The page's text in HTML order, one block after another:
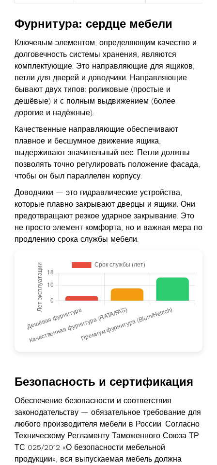
Фурнитура: сердце мебели
Ключевым элементом, определяющим качество и
долговечность системы хранения, являются
комплектующие. Это направляющие для ящиков,
петли для дверей и доводчики. Направляющие
бывают двух типов: роликовые (простые и
дешёвые) и с полным выдвижением (более
дорогие и надёжные).
Качественные направляющие обеспечивают
плавное и бесшумное движение ящика,
выдерживают значительный вес. Петли должны
позволять точно регулировать положение фасада,
чтобы он был параллелен корпусу.
Доводчики — это гидравлические устройства,
которые плавно закрывают дверцы и ящики. Они
предотвращают резкое ударное закрывание. Это
не просто элемент комфорта, но и важная мера по
продлению срока службы мебели.
Безопасность и сертификация
Обеспечение безопасности и соответствия
законодательству — обязательное требование для
любого производителя мебели в России. Согласно
Техническому Регламенту Таможенного Союза ТР
ТС 025/2012 «О безопасности мебельной
продукции», вся выпускаемая мебель должна